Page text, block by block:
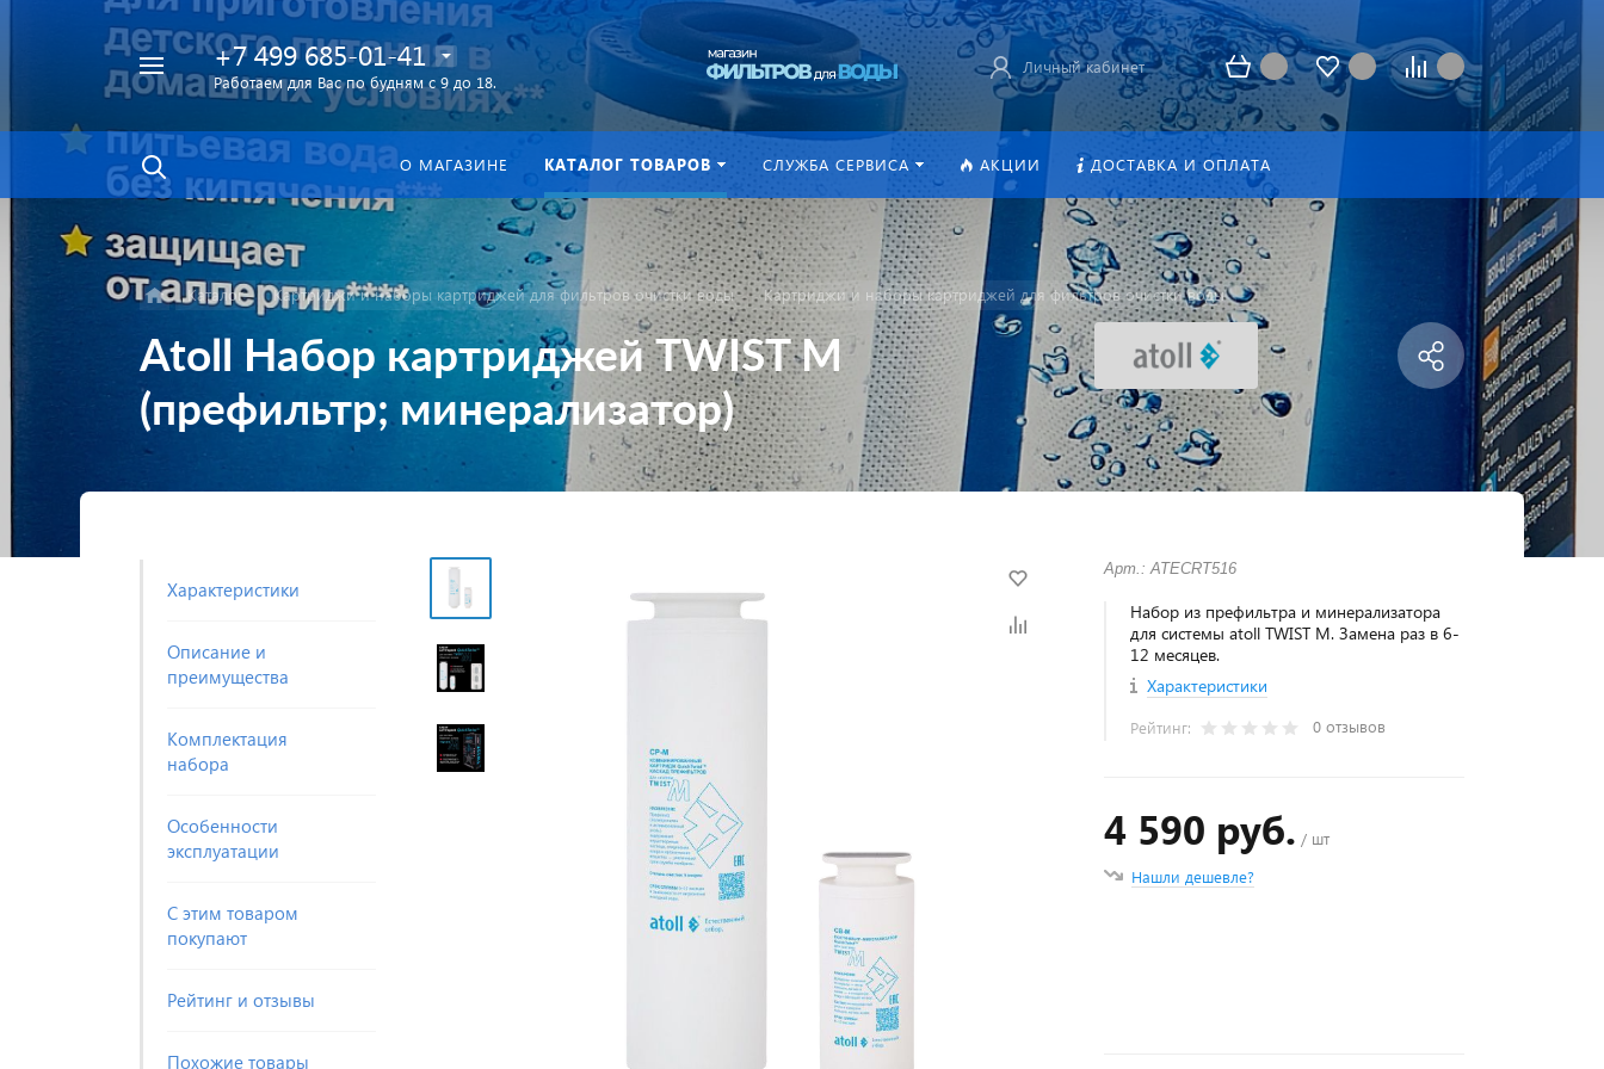
в каталоге
Найти
+7 499 685-01-41
Работаем для Вас по будням с 9 до 18.
Личный кабинет
О МАГАЗИНЕ КАТАЛОГ ТОВАРОВ СЛУЖБА СЕРВИСА АКЦИИ ДОСТАВКА И ОПЛАТА
Каталог Картриджи и наборы картриджей для фильтров очистки воды Картриджи и наборы картриджей для фильтров очистки воды
Atoll Набор картриджей TWIST M
(префильтр; минерализатор)
Характеристики
Описание и
преимущества
Комплектация
набора
Особенности
эксплуатации
С этим товаром
покупают
Рейтинг и отзывы
Похожие товары
Арт.: ATECRT516
Набор из префильтра и минерализатора
для системы atoll TWIST M. Замена раз в 6-
12 месяцев.
Характеристики
Рейтинг: 0 отзывов
4 590 руб. / шт
Нашли дешевле?